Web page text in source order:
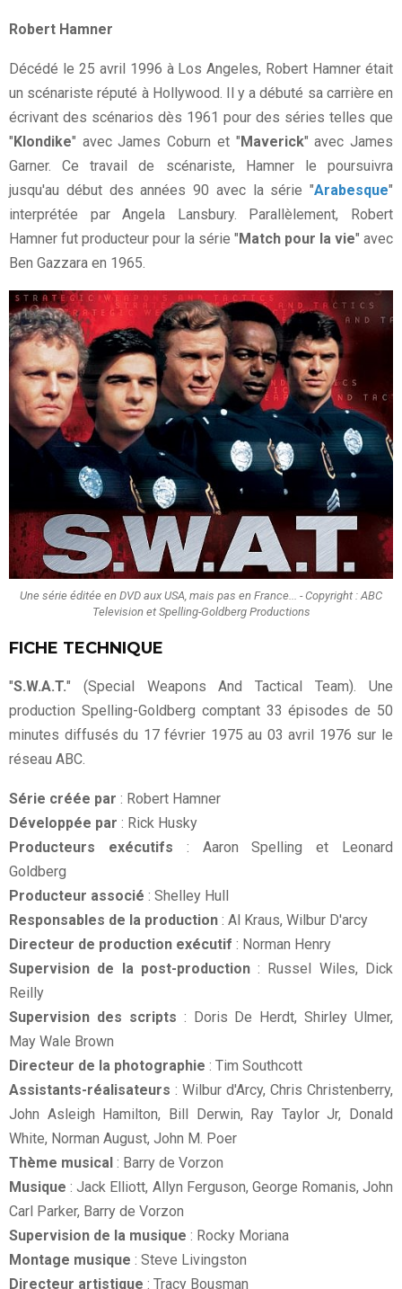
Robert Hamner
Décédé le 25 avril 1996 à Los Angeles, Robert Hamner était
un scénariste réputé à Hollywood. Il y a débuté sa carrière en
écrivant des scénarios dès 1961 pour des séries telles que
"Klondike" avec James Coburn et "Maverick" avec James
Garner. Ce travail de scénariste, Hamner le poursuivra
jusqu'au début des années 90 avec la série "Arabesque"
interprétée par Angela Lansbury. Parallèlement, Robert
Hamner fut producteur pour la série "Match pour la vie" avec
Ben Gazzara en 1965.
Une série éditée en DVD aux USA, mais pas en France... - Copyright : ABC
Television et Spelling-Goldberg Productions
FICHE TECHNIQUE
"S.W.A.T." (Special Weapons And Tactical Team). Une
production Spelling-Goldberg comptant 33 épisodes de 50
minutes diffusés du 17 février 1975 au 03 avril 1976 sur le
réseau ABC.
Série créée par : Robert Hamner
Développée par : Rick Husky
Producteurs exécutifs : Aaron Spelling et Leonard
Goldberg
Producteur associé : Shelley Hull
Responsables de la production : Al Kraus, Wilbur D'arcy
Directeur de production exécutif : Norman Henry
Supervision de la post-production: Russel Wiles, Dick
Reilly
Supervision des scripts : Doris De Herdt, Shirley Ulmer,
May Wale Brown
Directeur de la photographie : Tim Southcott
Assistants-réalisateurs : Wilbur d'Arcy, Chris Christenberry,
John Asleigh Hamilton, Bill Derwin, Ray Taylor Jr, Donald
White, Norman August, John M. Poer
Thème musical : Barry de Vorzon
Musique : Jack Elliott, Allyn Ferguson, George Romanis, John
Carl Parker, Barry de Vorzon
Supervision de la musique : Rocky Moriana
Montage musique : Steve Livingston
Directeur artistique : Tracy Bousman